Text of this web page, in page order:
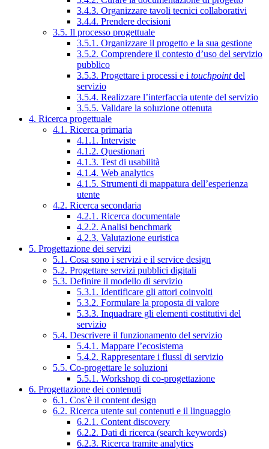
3.4.3. Organizzare tavoli tecnici collaborativi
3.4.4. Prendere decisioni
3.5. Il processo progettuale
3.5.1. Organizzare il progetto e la sua gestione
3.5.2. Comprendere il contesto d’uso del servizio
pubblico
3.5.3. Progettare i processi e i touchpointdel
servizio
3.5.4. Realizzare l’interfaccia utente del servizio
3.5.5. Validare la soluzione ottenuta
4. Ricerca progettuale
4.1. Ricerca primaria
4.1.1. Interviste
4.1.2. Questionari
4.1.3. Test di usabilità
4.1.4. Web analytics
4.1.5. Strumenti di mappatura dell’esperienza
utente
4.2. Ricerca secondaria
4.2.1. Ricerca documentale
4.2.2. Analisi benchmark
4.2.3. Valutazione euristica
5. Progettazione dei servizi
5.1. Cosa sono i servizi e il service design
5.2. Progettare servizi pubblici digitali
5.3. Definire il modello di servizio
5.3.1. Identificare gli attori coinvolti
5.3.2. Formulare la proposta di valore
5.3.3. Inquadrare gli elementi costitutivi del
servizio
5.4. Descrivere il funzionamento del servizio
5.4.1. Mappare l’ecosistema
5.4.2. Rappresentare i flussi di servizio
5.5. Co-progettare le soluzioni
5.5.1. Workshop di co-progettazione
6. Progettazione dei contenuti
6.1. Cos’è il content design
6.2. Ricerca utente sui contenuti e il linguaggio
6.2.1. Content discovery
6.2.2. Dati di ricerca (search keywords)
6.2.3. Ricerca tramite analytics